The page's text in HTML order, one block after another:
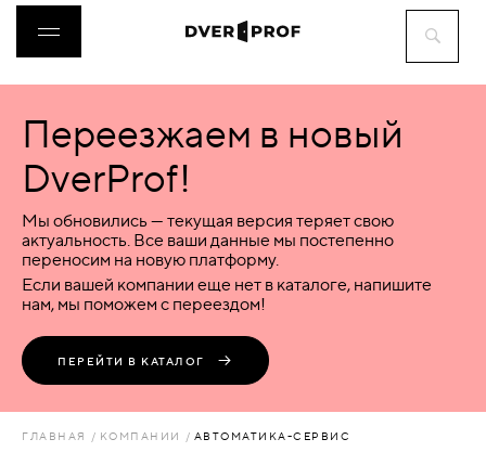
ДВЕРИ
ФУРНИТУРА
ВОРОТА
ПЕРЕГОРОДКИ
Переезжаем в новый
DverProf!
Мы обновились — текущая версия теряет свою
актуальность. Все ваши данные мы постепенно
переносим на новую платформу.
Если вашей компании еще нет в каталоге, напишите
нам, мы поможем с переездом!
ПЕРЕЙТИ В КАТАЛОГ
ГЛАВНАЯ КОМПАНИИ АВТОМАТИКА-СЕРВИС